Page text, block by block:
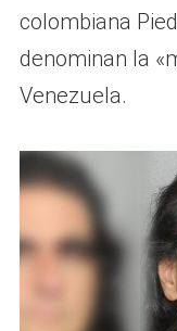
colombiana
denominan la
Venezuela.